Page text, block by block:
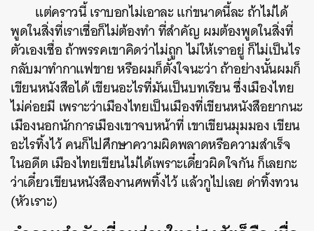
แต่คราวนี้ เราบอกไม่เอาละ แก่ขนาดนี้ละ ถ้าไม่ได้
พูดในสิ่งที่เราเชื่อก็ไม่ต้องทำ ที่สำคัญ ผมต้องพูดในสิ่งที่
ตัวเองเชื่อ ถ้าพรรคเขาคิดว่าไม่ถูก ไม่ให้เราอยู่ ก็ไม่เป็นไร
กลับมาทำกาแฟขาย หรือผมก็ตั้งใจนะว่า ถ้าอย่างนั้นผมก็
เขียนหนังสือได้ เขียนอะไรที่มันเป็นบทเรียน ซึ่งเมืองไทย
ไม่ค่อยมี เพราะว่าเมืองไทยเป็นเมืองที่เขียนหนังสือยากนะ
เมืองนอกนักการเมืองเขาจบหน้าที่ เขาเขียนมุมมอง เขียน
อะไรทิ้งไว้ คนก็ไปศึกษาความผิดพลาดหรือความสำเร็จ
ในอดีต เมืองไทยเขียนไม่ได้เพราะเดี๋ยวผิดใจกัน ก็เลยกะ
ว่าเดี๋ยวเขียนหนังสืองานศพทิ้งไว้ แล้วกูไปเลย ด่าทิ้งทวน
(หัวเราะ)